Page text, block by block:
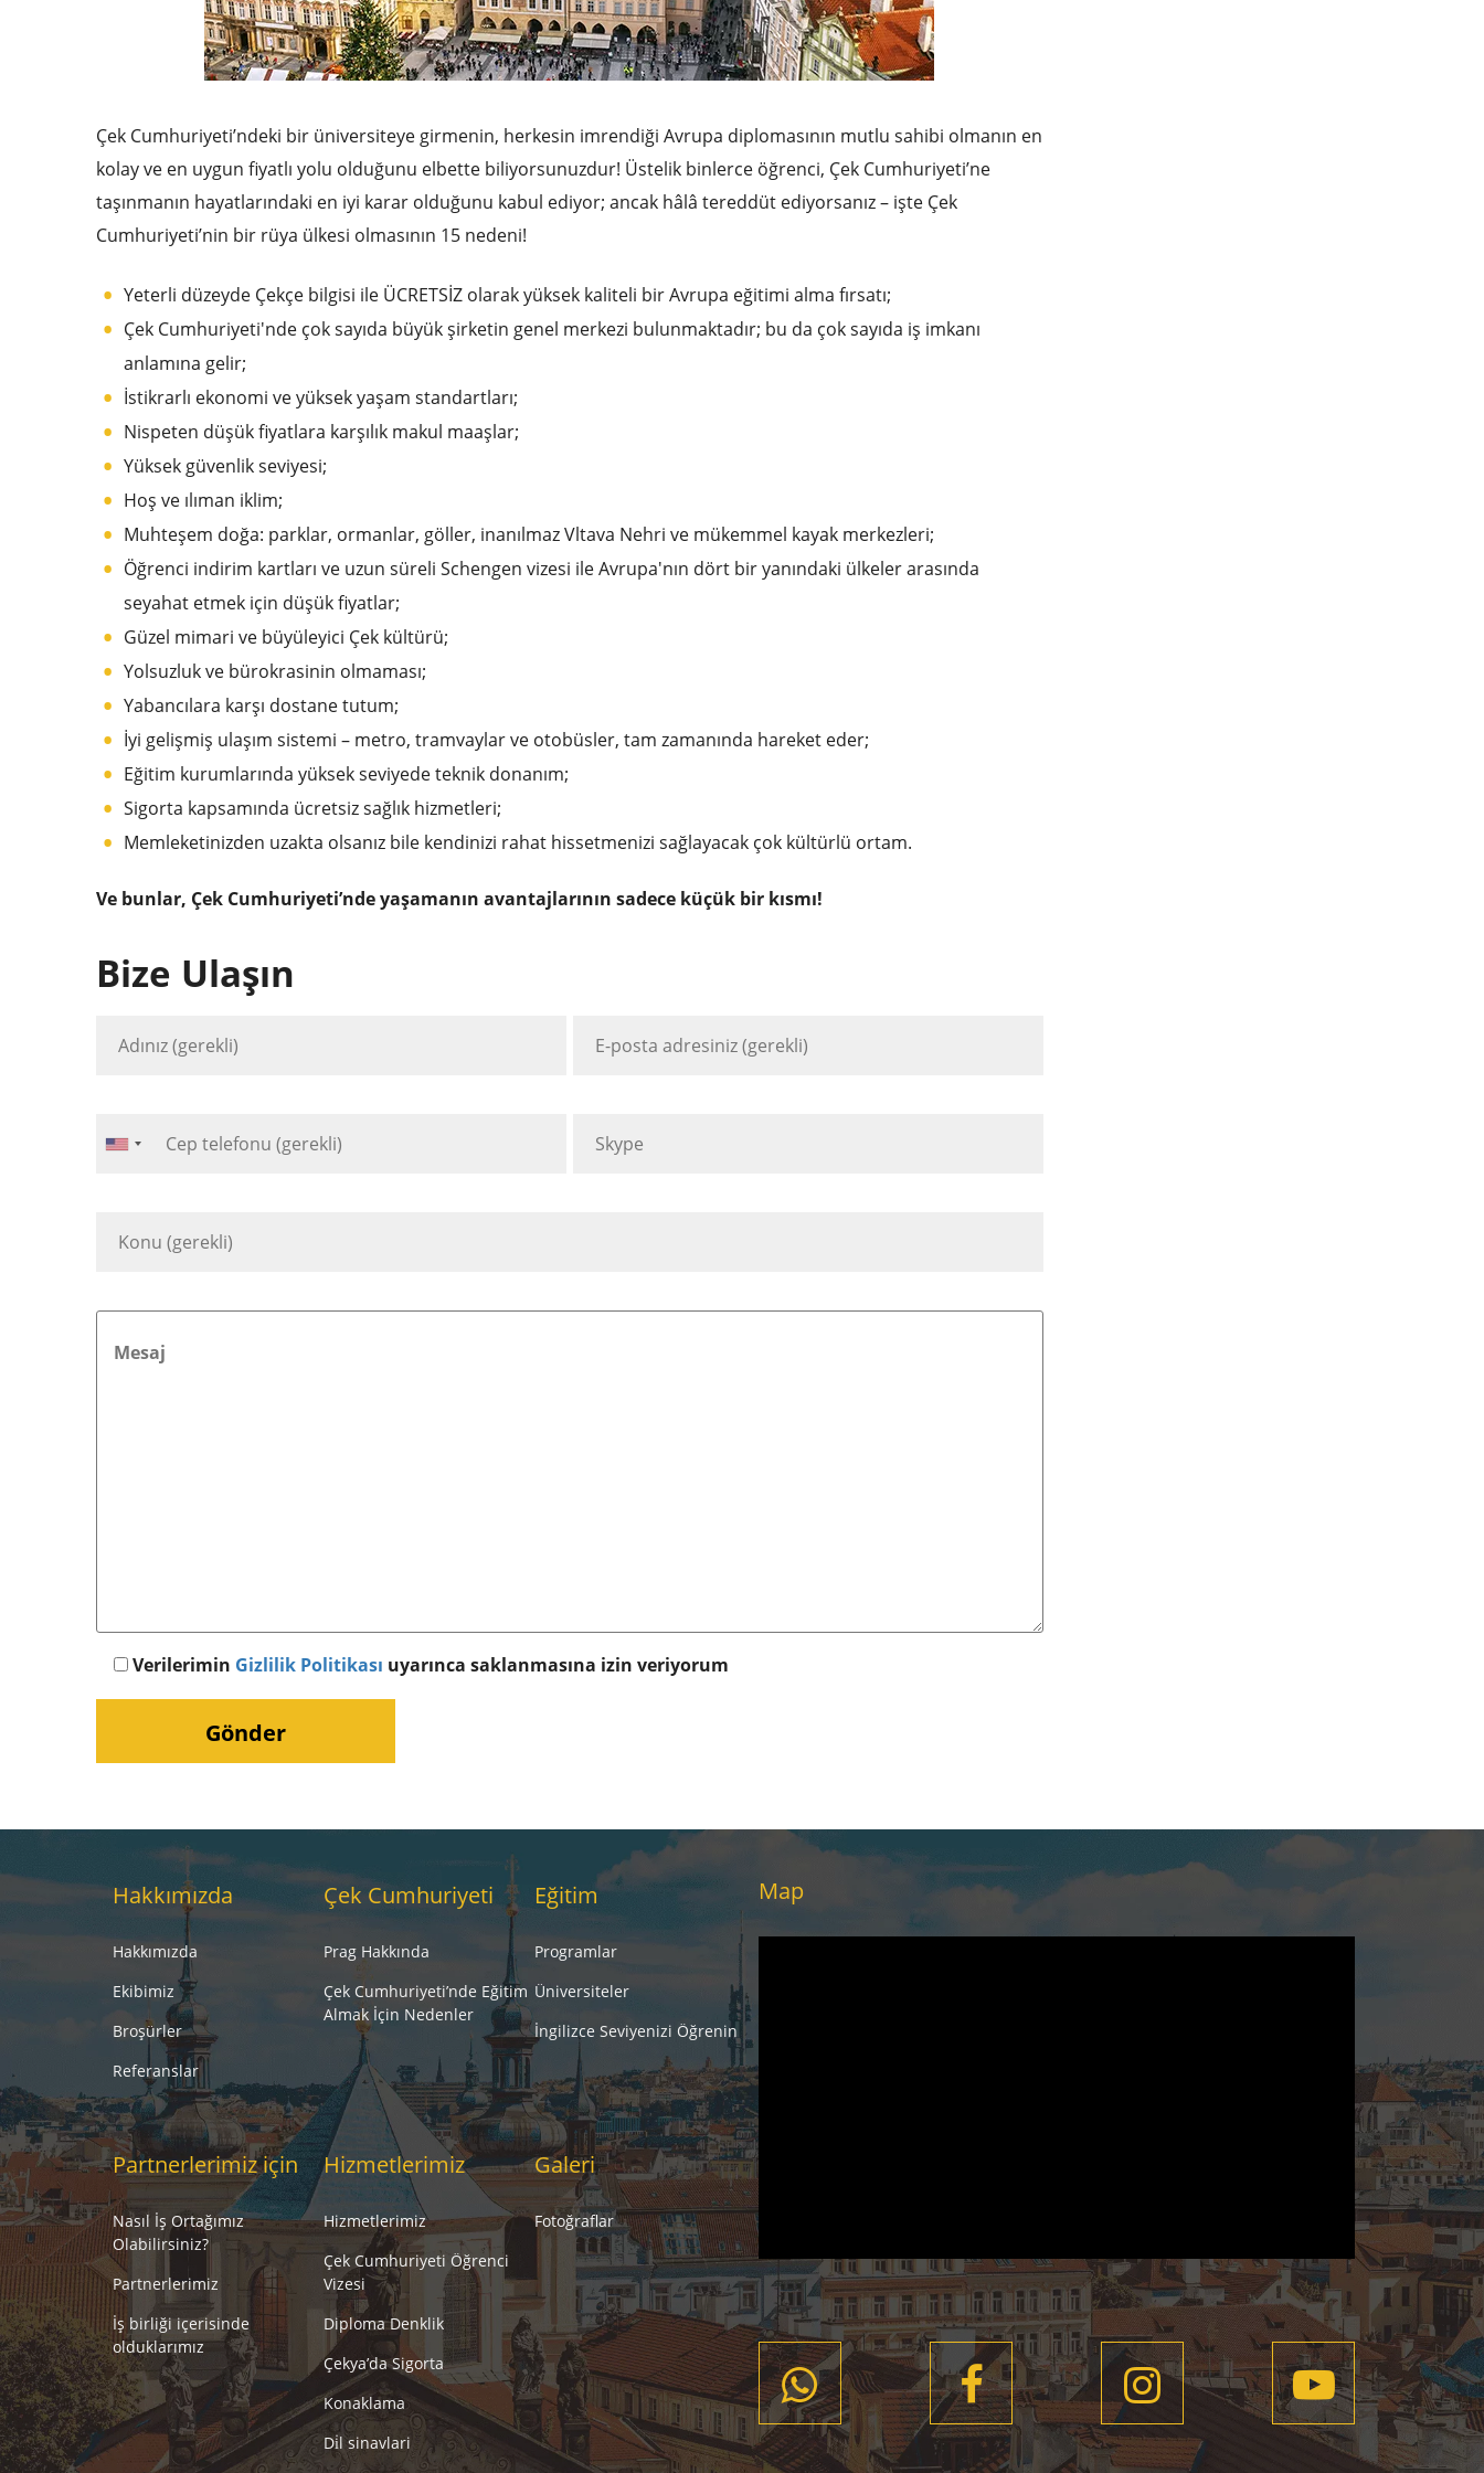
Çek Cumhuriyeti’ndeki bir üniversiteye girmenin, herkesin imrendiği Avrupa diplomasının mutlu sahibi olmanın en
kolay ve en uygun fiyatlı yolu olduğunu elbette biliyorsunuzdur! Üstelik binlerce öğrenci, Çek Cumhuriyeti’ne
taşınmanın hayatlarındaki en iyi karar olduğunu kabul ediyor; ancak hâlâ tereddüt ediyorsanız – işte Çek
Cumhuriyeti’nin bir rüya ülkesi olmasının 15 nedeni!
Yeterli düzeyde Çekçe bilgisi ile ÜCRETSİZ olarak yüksek kaliteli bir Avrupa eğitimi alma fırsatı;
Çek Cumhuriyeti'nde çok sayıda büyük şirketin genel merkezi bulunmaktadır; bu da çok sayıda iş imkanı
anlamına gelir;
İstikrarlı ekonomi ve yüksek yaşam standartları;
Nispeten düşük fiyatlara karşılık makul maaşlar;
Yüksek güvenlik seviyesi;
Hoş ve ılıman iklim;
Muhteşem doğa: parklar, ormanlar, göller, inanılmaz Vltava Nehri ve mükemmel kayak merkezleri;
Öğrenci indirim kartları ve uzun süreli Schengen vizesi ile Avrupa'nın dört bir yanındaki ülkeler arasında
seyahat etmek için düşük fiyatlar;
Güzel mimari ve büyüleyici Çek kültürü;
Yolsuzluk ve bürokrasinin olmaması;
Yabancılara karşı dostane tutum;
İyi gelişmiş ulaşım sistemi – metro, tramvaylar ve otobüsler, tam zamanında hareket eder;
Eğitim kurumlarında yüksek seviyede teknik donanım;
Sigorta kapsamında ücretsiz sağlık hizmetleri;
Memleketinizden uzakta olsanız bile kendinizi rahat hissetmenizi sağlayacak çok kültürlü ortam.
Ve bunlar, Çek Cumhuriyeti’nde yaşamanın avantajlarının sadece küçük bir kısmı!
Bize Ulaşın
Verilerimin Gizlilik Politikası uyarınca saklanmasına izin veriyorum
Hakkımızda
Hakkımızda
Ekibimiz
Broşürler
Referanslar
Çek Cumhuriyeti
Prag Hakkında
Çek Cumhuriyeti’nde Eğitim
Almak İçin Nedenler
Eğitim
Programlar
Üniversiteler
İngilizce Seviyenizi Öğrenin
Partnerlerimiz için
Nasıl İş Ortağımız
Olabilirsiniz?
Partnerlerimiz
İş birliği içerisinde
olduklarımız
Hizmetlerimiz
Hizmetlerimiz
Çek Cumhuriyeti Öğrenci
Vizesi
Diploma Denklik
Çekya’da Sigorta
Konaklama
Di̇l sinavlari
Galeri
Fotoğraflar
Map